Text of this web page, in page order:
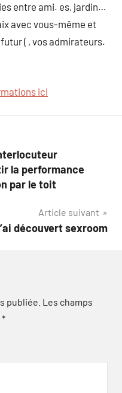
entre ami. es, jardin…
avec vous-même et
( , vos admirateurs.
ici
la performance
par le toit
Article suivant
découvert sexroom
publiée. Les champs
*